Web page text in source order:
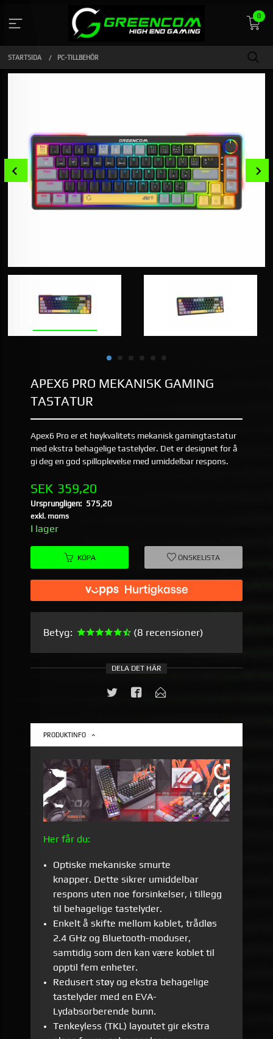
innehåll
0
STARTSIDA PC-TILLBEHÖR
Prev
APEX6 PRO MEKANISK GAMING
TASTATUR
Apex6 Pro er et høykvalitets mekanisk gamingtastatur
med ekstra behagelige tastelyder. Det er designet for å
gi deg en god spilloplevelse med umiddelbar respons.
Erbjudande
SEK 359,20
Ursprungligen: 575,20
Rabatt
exkl. moms
I lager
KÖPA ÖNSKELISTA
Betyg: (8 recensioner)
DELA DET HÄR
PRODUKTINFO
Her får du:
Optiske mekaniske smurte
knapper. Dette sikrer umiddelbar
respons uten noe forsinkelser, i tillegg
til behagelige tastelyder.
Enkelt å skifte mellom kablet, trådløs
2.4 GHz og Bluetooth-moduser,
samtidig som den kan være koblet til
opptil fem enheter.
Redusert støy og ekstra behagelige
tastelyder med en EVA-
Lydabsorberende bunn.
Tenkeyless (TKL) layoutet gir ekstra